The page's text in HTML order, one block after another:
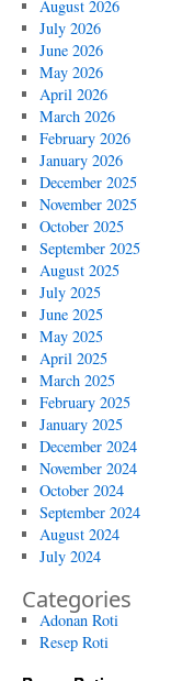
August 2026
July 2026
June 2026
May 2026
April 2026
March 2026
February 2026
January 2026
December 2025
November 2025
October 2025
September 2025
August 2025
July 2025
June 2025
May 2025
April 2025
March 2025
February 2025
January 2025
December 2024
November 2024
October 2024
September 2024
August 2024
July 2024
Categories
Adonan Roti
Resep Roti